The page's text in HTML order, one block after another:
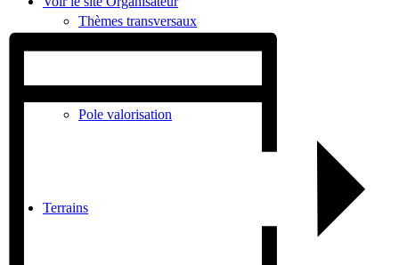
Thèmes transversaux
Pole valorisation
Terrains